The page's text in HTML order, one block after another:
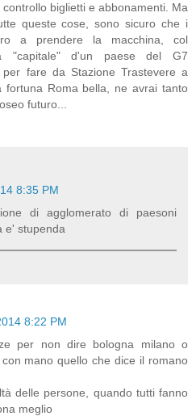
biglietti e abbonamenti. Ma
queste cose, sono sicuro che i
a prendere la macchina, col
"capitale" d'un paese del G7
fare da Stazione Trastevere a
fortuna Roma bella, ne avrai tanto
futuro...
8:35 PM
di agglomerato di paesoni
e' stupenda
8:22 PM
per non dire bologna milano o
mano quello che dice il romano
delle persone, quando tutti fanno
meglio